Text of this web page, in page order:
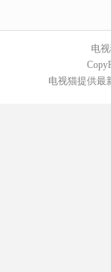
电
电视猫提供最